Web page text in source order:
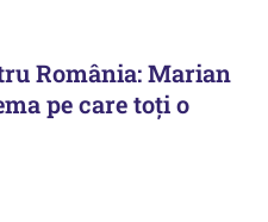
România: Marian
pe care toți o